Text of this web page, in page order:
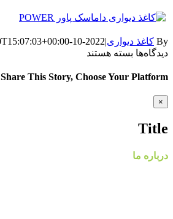
By کاغذ دیواری|
2022-10-10T15:07:03+00:00
دیدگاه‌ها برای
دیواری
بسته هستند
Share This Story, Choose Your Platform!
Facebook
Twitter
Reddit
LinkedIn
WhatsApp
Telegram
Tumblr
Pinterest
Vk
Xing
Email
Close
product
view
×
Title
درباره ما